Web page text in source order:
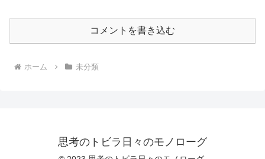
コメントを書き込む
ホーム 未分類
思考のトビラ日々のモノローグ